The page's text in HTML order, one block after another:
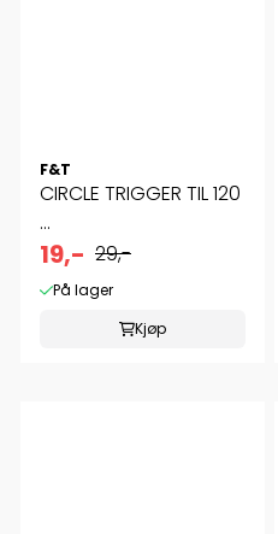
F&T
CIRCLE TRIGGER TIL 120
...
19,- 29,-
På lager
Kjøp